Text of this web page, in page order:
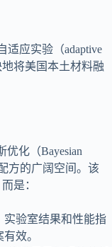
适应实验（adaptive
地将美国本土材料融
优化（Bayesian
方的广阔空间。该
是：
实验室结果和性能指
效。